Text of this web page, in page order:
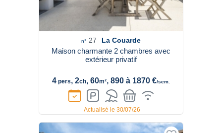
n° 27 La Couarde
Maison charmante 2 chambres avec
extérieur privatif
4 pers, 2ch, 60m², 890 à 1870 €/sem.
Actualisé le 30/07/26